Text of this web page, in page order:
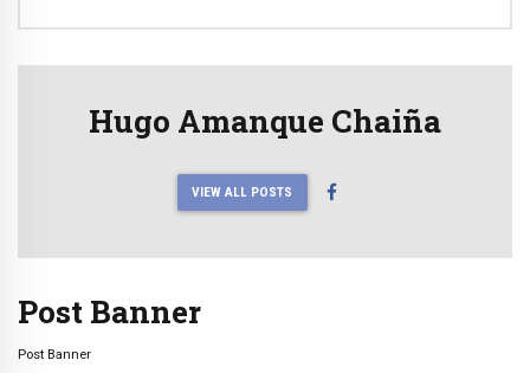
Hugo Amanque Chaiña
VIEW ALL POSTS
Post Banner
Post Banner